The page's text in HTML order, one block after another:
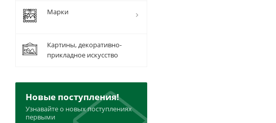
Марки
Картины, декоративно-
прикладное искусство
Новые поступления!
Узнавайте о новых поступлениях
первыми